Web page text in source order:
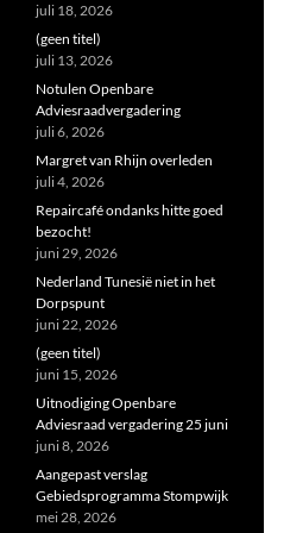
juli 18, 2026
(geen titel)
juli 13, 2026
Notulen Openbare
Adviesraadvergadering
juli 6, 2026
Margret van Rhijn overleden
juli 4, 2026
Repaircafé ondanks hitte goed
bezocht!
juni 29, 2026
Nederland Tunesië niet in het
Dorpspunt
juni 22, 2026
(geen titel)
juni 15, 2026
Uitnodiging Openbare
Adviesraad vergadering 25 juni
juni 8, 2026
Aangepast verslag
Gebiedsprogramma Stompwijk
mei 28, 2026